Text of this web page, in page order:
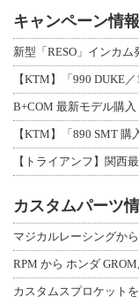
キャンペーン情報
【KTM】「990 DUKE
【KTM】「890 SMT
カスタムパーツ